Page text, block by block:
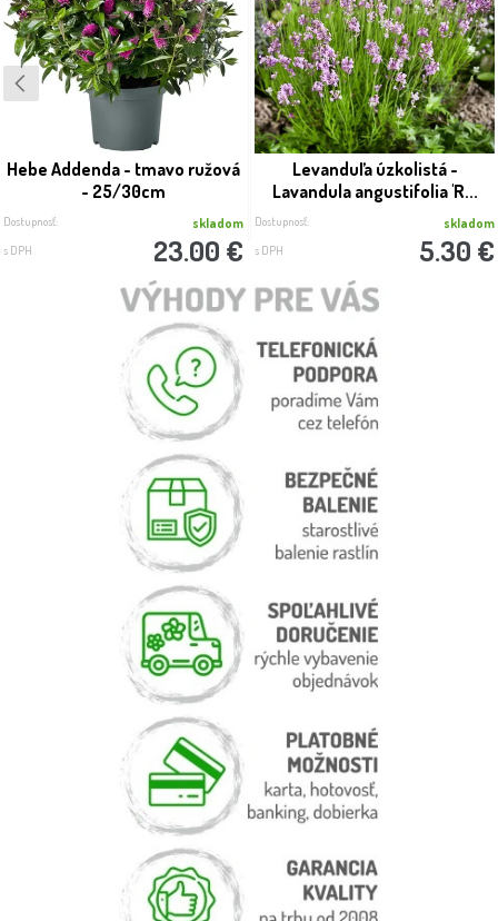
Hebe Addenda - tmavo ružová
- 25/30cm
Dostupnosť: skladom
s DPH 23.00 €
Levanduľa úzkolistá -
Lavandula angustifolia 'R...
Dostupnosť: skladom
s DPH 5.30 €